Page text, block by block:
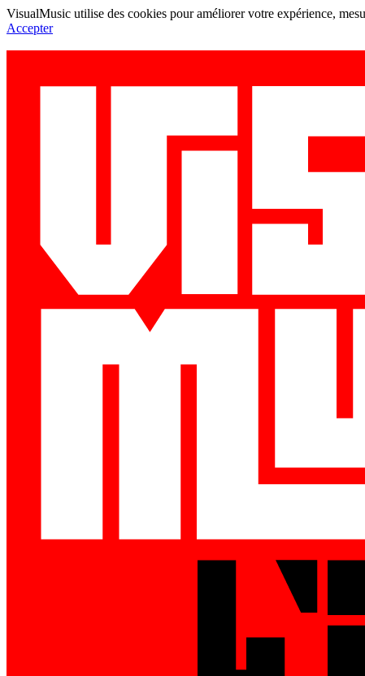
VisualMusic utilise des cookies pour améliorer votre expérience,
Accepter